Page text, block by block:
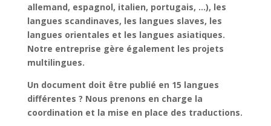
allemand, espagnol, italien, portugais, …), les
langues scandinaves, les langues slaves, les
langues orientales et les langues asiatiques.
Notre entreprise gère également les projets
multilingues.
Un document doit être publié en 15 langues
différentes ? Nous prenons en charge la
coordination et la mise en place des traductions.